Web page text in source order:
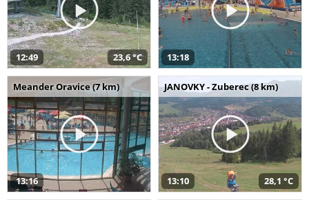
12:49 23,6 °C 13:18
Meander Oravice (7 km)
13:16
JANOVKY - Zuberec (8 km)
13:10 28,1 °C